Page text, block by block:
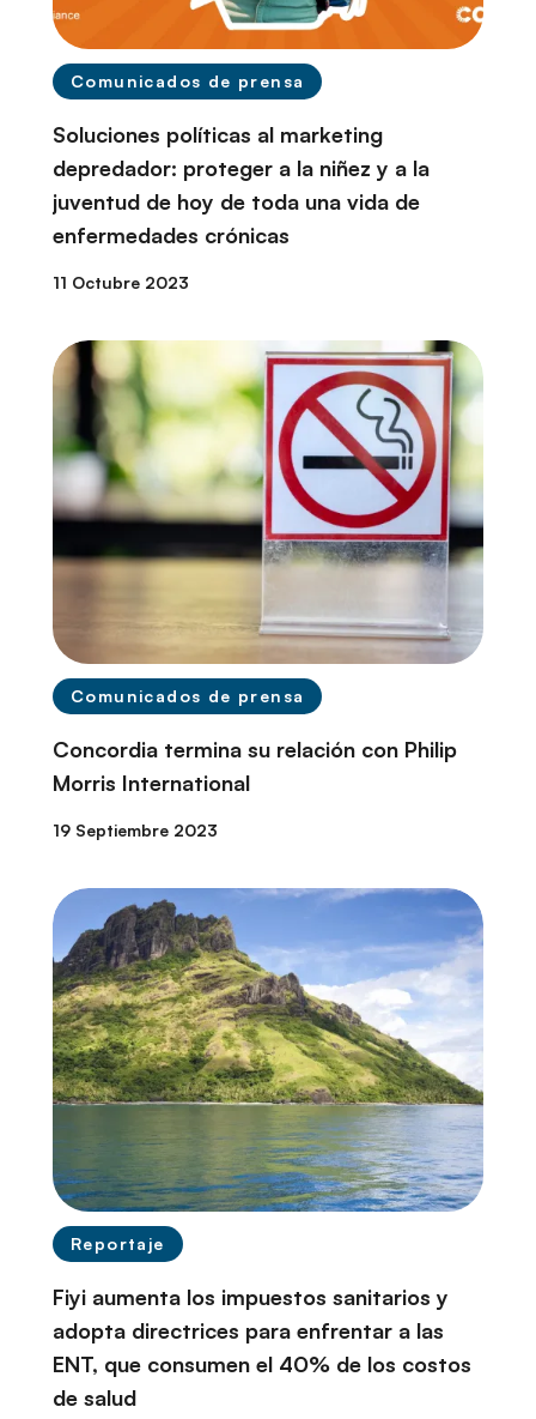
Comunicados de prensa
Soluciones políticas al marketing
depredador: proteger a la niñez y a la
juventud de hoy de toda una vida de
enfermedades crónicas
11 Octubre 2023
Comunicados de prensa
Concordia termina su relación con Philip
Morris International
19 Septiembre 2023
Reportaje
Fiyi aumenta los impuestos sanitarios y
adopta directrices para enfrentar a las
ENT, que consumen el 40% de los costos
de salud